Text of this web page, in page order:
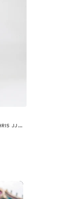
Vaļīgs piegriezums Džinsi 'JJICHRIS JJORIGINAL'